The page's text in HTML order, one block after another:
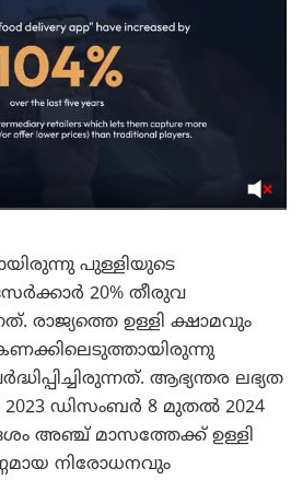
പുള്ളിയുടെ
20% തീരുവ
രാജ്യത്തെ ഉള്ളി ക്ഷാമവും
ആഭ്യന്തര ലഭ്യത
2023 ഡിസംബർ 8 മുതൽ 2024
അഞ്ച് മാസത്തേക്ക് ഉള്ളി
നിരോധനവും